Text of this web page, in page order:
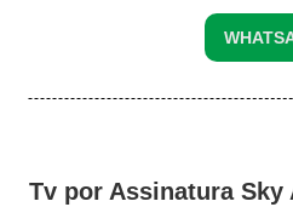
Tv por Assinatura Sky